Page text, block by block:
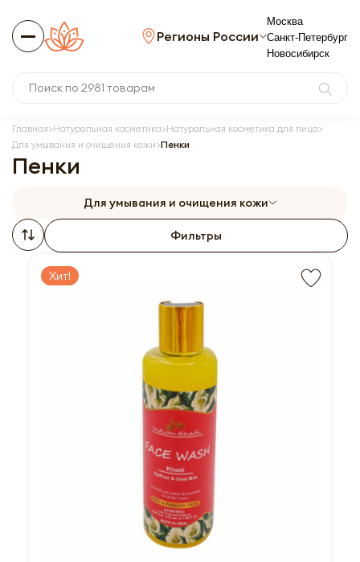
Регионы России
Москва
Санкт-Петербург
Новосибирск
Главная Натуральная косметика Натуральная косметика для лица
Для умывания и очищения кожи Пенки
Пенки
Для умывания и очищения кожи
Фильтры
Хит!